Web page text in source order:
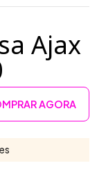
Ajax
AGORA